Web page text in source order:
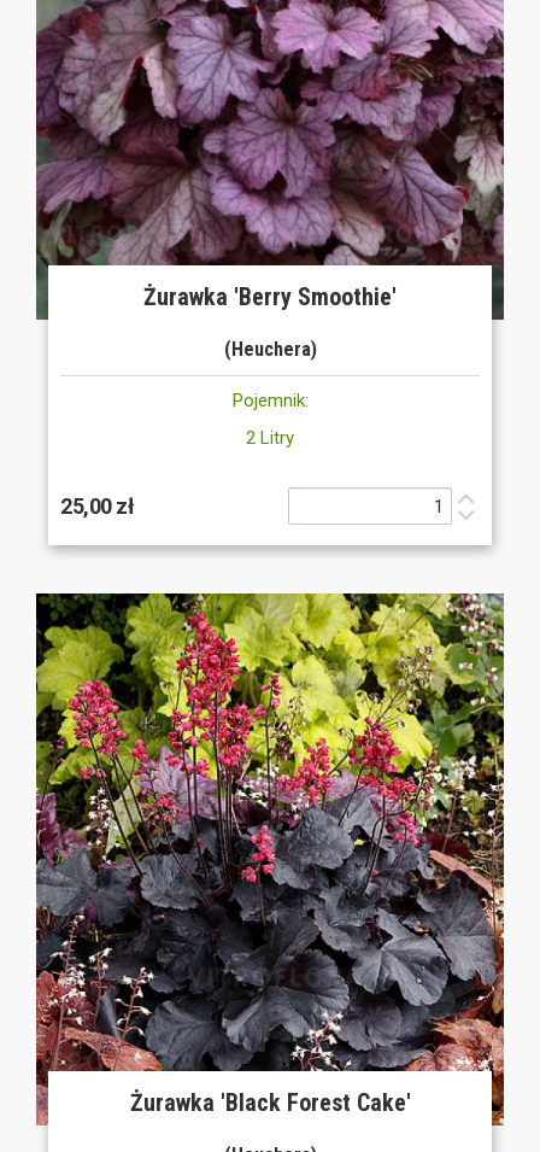
Żurawka 'Berry Smoothie'
(Heuchera)
Pojemnik:
2 Litry
25,00 zł
Żurawka 'Black Forest Cake'